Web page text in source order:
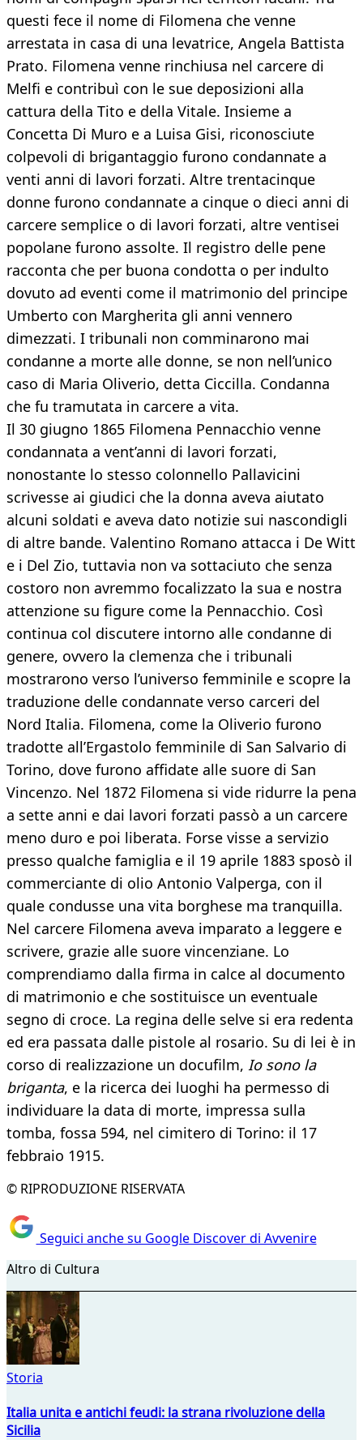
questi fece il nome di Filomena che venne
arrestata in casa di una levatrice, Angela Battista
Prato. Filomena venne rinchiusa nel carcere di
Melfi e contribuì con le sue deposizioni alla
cattura della Tito e della Vitale. Insieme a
Concetta Di Muro e a Luisa Gisi, riconosciute
colpevoli di brigantaggio furono condannate a
venti anni di lavori forzati. Altre trentacinque
donne furono condannate a cinque o dieci anni di
carcere semplice o di lavori forzati, altre ventisei
popolane furono assolte. Il registro delle pene
racconta che per buona condotta o per indulto
dovuto ad eventi come il matrimonio del principe
Umberto con Margherita gli anni vennero
dimezzati. I tribunali non comminarono mai
condanne a morte alle donne, se non nell’unico
caso di Maria Oliverio, detta Ciccilla. Condanna
che fu tramutata in carcere a vita.
Il 30 giugno 1865 Filomena Pennacchio venne
condannata a vent’anni di lavori forzati,
nonostante lo stesso colonnello Pallavicini
scrivesse ai giudici che la donna aveva aiutato
alcuni soldati e aveva dato notizie sui nascondigli
di altre bande. Valentino Romano attacca i De Witt
e i Del Zio, tuttavia non va sottaciuto che senza
costoro non avremmo focalizzato la sua e nostra
attenzione su figure come la Pennacchio. Così
continua col discutere intorno alle condanne di
genere, ovvero la clemenza che i tribunali
mostrarono verso l’universo femminile e scopre la
traduzione delle condannate verso carceri del
Nord Italia. Filomena, come la Oliverio furono
tradotte all’Ergastolo femminile di San Salvario di
Torino, dove furono affidate alle suore di San
Vincenzo. Nel 1872 Filomena si vide ridurre la pena
a sette anni e dai lavori forzati passò a un carcere
meno duro e poi liberata. Forse visse a servizio
presso qualche famiglia e il 19 aprile 1883 sposò il
commerciante di olio Antonio Valperga, con il
quale condusse una vita borghese ma tranquilla.
Nel carcere Filomena aveva imparato a leggere e
scrivere, grazie alle suore vincenziane. Lo
comprendiamo dalla firma in calce al documento
di matrimonio e che sostituisce un eventuale
segno di croce. La regina delle selve si era redenta
ed era passata dalle pistole al rosario. Su di lei è in
corso di realizzazione un docufilm, Io sono la
briganta, e la ricerca dei luoghi ha permesso di
individuare la data di morte, impressa sulla
tomba, fossa 594, nel cimitero di Torino: il 17
febbraio 1915.
© RIPRODUZIONE RISERVATA
Seguici anche su Google Discover di Avvenire
Altro di Cultura
Storia
Italia unita e antichi feudi: la strana rivoluzione della
Sicilia